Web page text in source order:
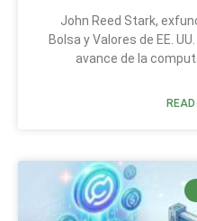
John Reed Stark,
Bolsa y Valores de EE.
avance de la